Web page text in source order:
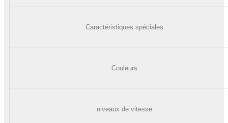
Caractéristiques spéciales
Couleurs
niveaux de vitesse